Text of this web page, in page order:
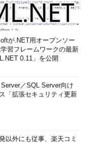
が.NET用オープンソー
習フレームワークの最新
0.11」を公開
／SQL Server向け
「拡張セキュリティ更新
以外にも従事、楽天コミ